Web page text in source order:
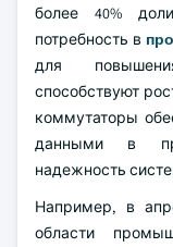
более 40%
потребность в
для
способствуют
коммутаторы
данными в
надежность
Например, в
области